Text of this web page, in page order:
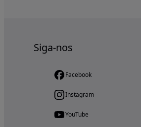
Siga-nos
Facebook
Instagram
YouTube